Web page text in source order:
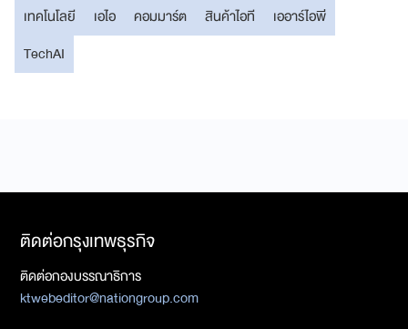
เทคโนโลยี เอไอ คอมมาร์ต สินค้าไอที
เออาร์ไอพี
TechAI
ติดต่อกรุงเทพธุรกิจ
ติดต่อกองบรรณาธิการ
ktwebeditor@nationgroup.com